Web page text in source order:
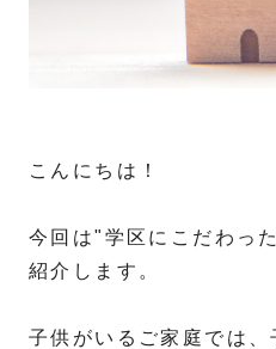
こんにちは！
今回は"学区にこだわっ
紹介します。
子供がいるご家庭では